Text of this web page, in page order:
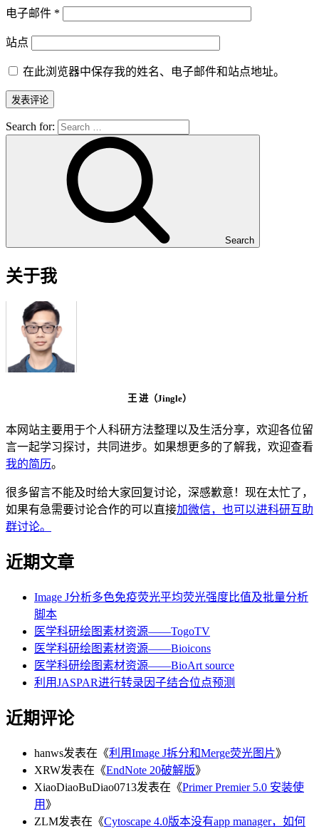
电子邮件 *
站点
在此浏览器中保存我的姓名、电子邮件和站点地址。
Search for:
Search
关于我
王 进（Jingle）
本网站主要用于个人科研方法整理以及生活分享，欢迎各位留
言一起学习探讨，共同进步。如果想更多的了解我，欢迎查看
我的简历。
很多留言不能及时给大家回复讨论，深感歉意！现在太忙了，
如果有急需要讨论合作的可以直接加微信，也可以进科研互助
群讨论。
近期文章
Image J分析多色免疫荧光平均荧光强度比值及批量分析
脚本
医学科研绘图素材资源——TogoTV
医学科研绘图素材资源——Bioicons
医学科研绘图素材资源——BioArt source
利用JASPAR进行转录因子结合位点预测
近期评论
hanws发表在《利用Image J拆分和Merge荧光图片》
XRW发表在《EndNote 20破解版》
XiaoDiaoBuDiao0713发表在《Primer Premier 5.0 安装使
用 》
ZLM发表在《Cytoscape 4.0版本没有app manager，如何